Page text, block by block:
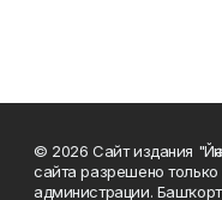
© 2026 Сайт издания
сайта разрешено
администрации.